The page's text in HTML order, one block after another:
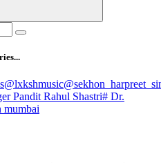
@lxkshmusic
Pandit Rahul Shastri# Dr.
mumbai